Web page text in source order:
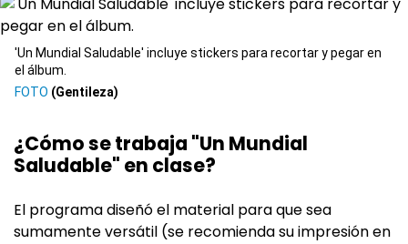
'Un Mundial Saludable' incluye stickers para recortar y pegar en
el álbum.
(Gentileza)
¿Cómo se trabaja "Un Mundial
Saludable" en clase?
El programa diseñó el material para que sea
sumamente versátil (se recomienda su impresión en